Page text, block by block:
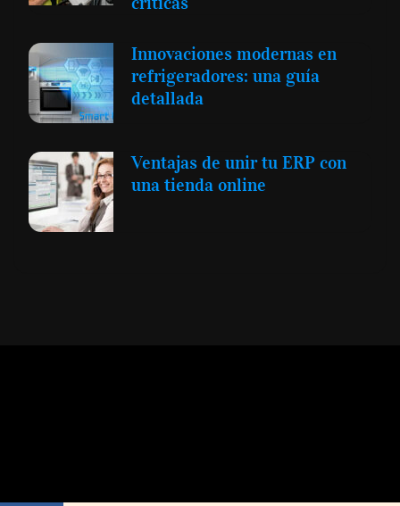
Innovaciones modernas en
refrigeradores: una guía
detallada
Ventajas de unir tu ERP con
una tienda online